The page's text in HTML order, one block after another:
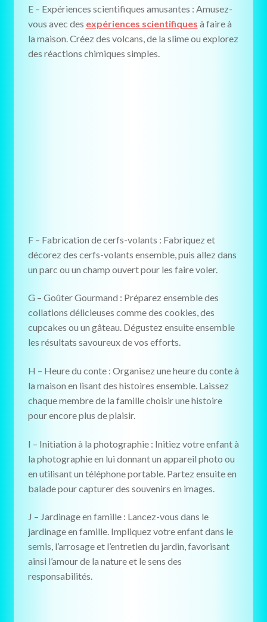
E – Expériences scientifiques amusantes : Amusez-
vous avec des expériences scientifiques à faire à
la maison. Créez des volcans, de la slime ou explorez
des réactions chimiques simples.
F – Fabrication de cerfs-volants : Fabriquez et
décorez des cerfs-volants ensemble, puis allez dans
un parc ou un champ ouvert pour les faire voler.
G – Goûter Gourmand : Préparez ensemble des
collations délicieuses comme des cookies, des
cupcakes ou un gâteau. Dégustez ensuite ensemble
les résultats savoureux de vos efforts.
H – Heure du conte : Organisez une heure du conte à
la maison en lisant des histoires ensemble. Laissez
chaque membre de la famille choisir une histoire
pour encore plus de plaisir.
I – Initiation à la photographie : Initiez votre enfant à
la photographie en lui donnant un appareil photo ou
en utilisant un téléphone portable. Partez ensuite en
balade pour capturer des souvenirs en images.
J – Jardinage en famille : Lancez-vous dans le
jardinage en famille. Impliquez votre enfant dans le
semis, l’arrosage et l’entretien du jardin, favorisant
ainsi l’amour de la nature et le sens des
responsabilités.